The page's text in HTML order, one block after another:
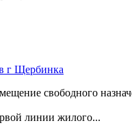
г Щербинка
свободного
линии жилого...